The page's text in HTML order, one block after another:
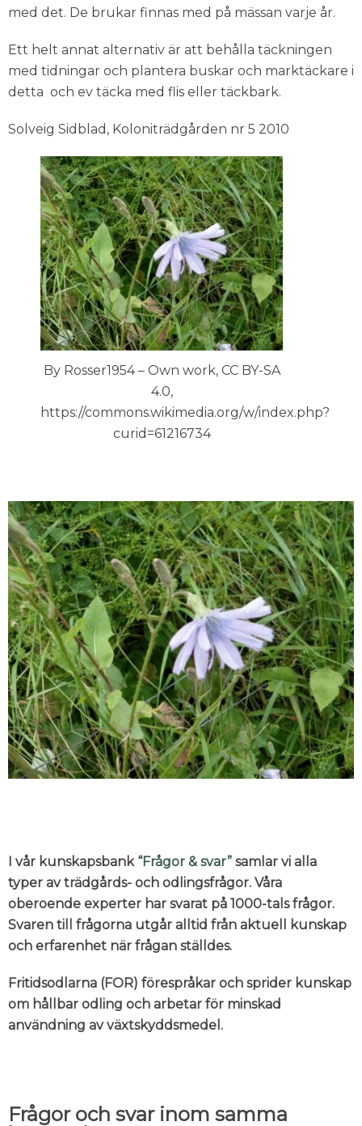
med det. De brukar finnas med på mässan varje år.
Ett helt annat alternativ är att behålla täckningen
med tidningar och plantera buskar och marktäckare i
detta och ev täcka med flis eller täckbark.
Solveig Sidblad, Koloniträdgården nr 5 2010
By Rosser1954 – Own work, CC BY-SA
4.0,
https://commons.wikimedia.org/w/index.php?
curid=61216734
I vår kunskapsbank “Frågor & svar” samlar vi alla
typer av trädgårds- och odlingsfrågor. Våra
oberoende experter har svarat på 1000-tals frågor.
Svaren till frågorna utgår alltid från aktuell kunskap
och erfarenhet när frågan ställdes.
Fritidsodlarna (FOR) förespråkar och sprider kunskap
om hållbar odling och arbetar för minskad
användning av växtskyddsmedel.
Frågor och svar inom samma